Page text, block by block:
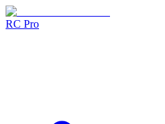
RC Pro